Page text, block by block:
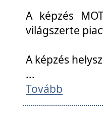
A képzés
világszerte
A képzés
...
Tovább